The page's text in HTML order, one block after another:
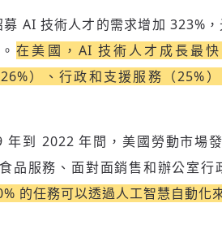
募 AI 技術人才的需求增加 323%
在美國，AI 技術人才成長最
）、行政和支援服務（25%
年到 2022 年間，美國勞動市場
品服務、面對面銷售和辦公室行
的任務可以透過人工智慧自動化
點清楚結構，讓多元領域交流更有脈絡化